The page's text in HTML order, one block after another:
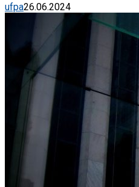
ufpa26.06.2024